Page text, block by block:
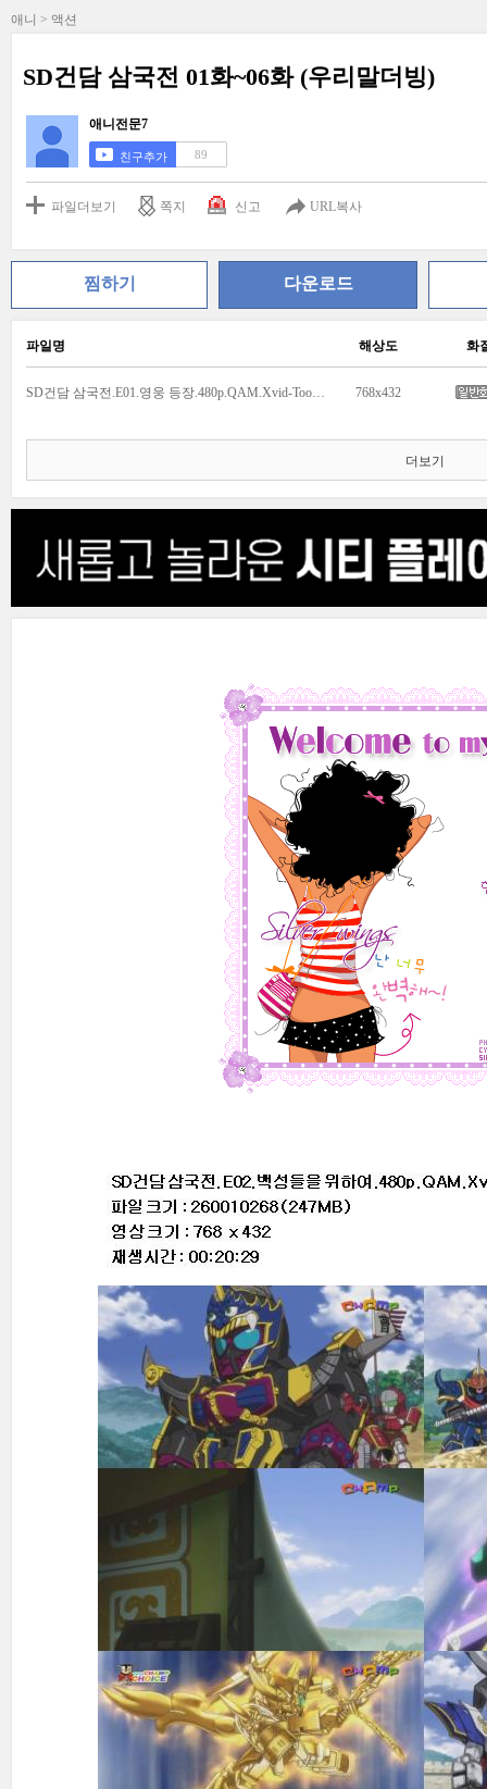
애니 > 액션
SD건담 삼국전 01화~06화 (우리말더빙)
애니전문7
친구추가 89
파일더보기 쪽지 신고 URL복사
찜하기 다운로드
파일명 해상도 화
SD건담 삼국전.E01.영웅 등장.480p.QAM.Xvid-TooKids.avi 768x432
더보기